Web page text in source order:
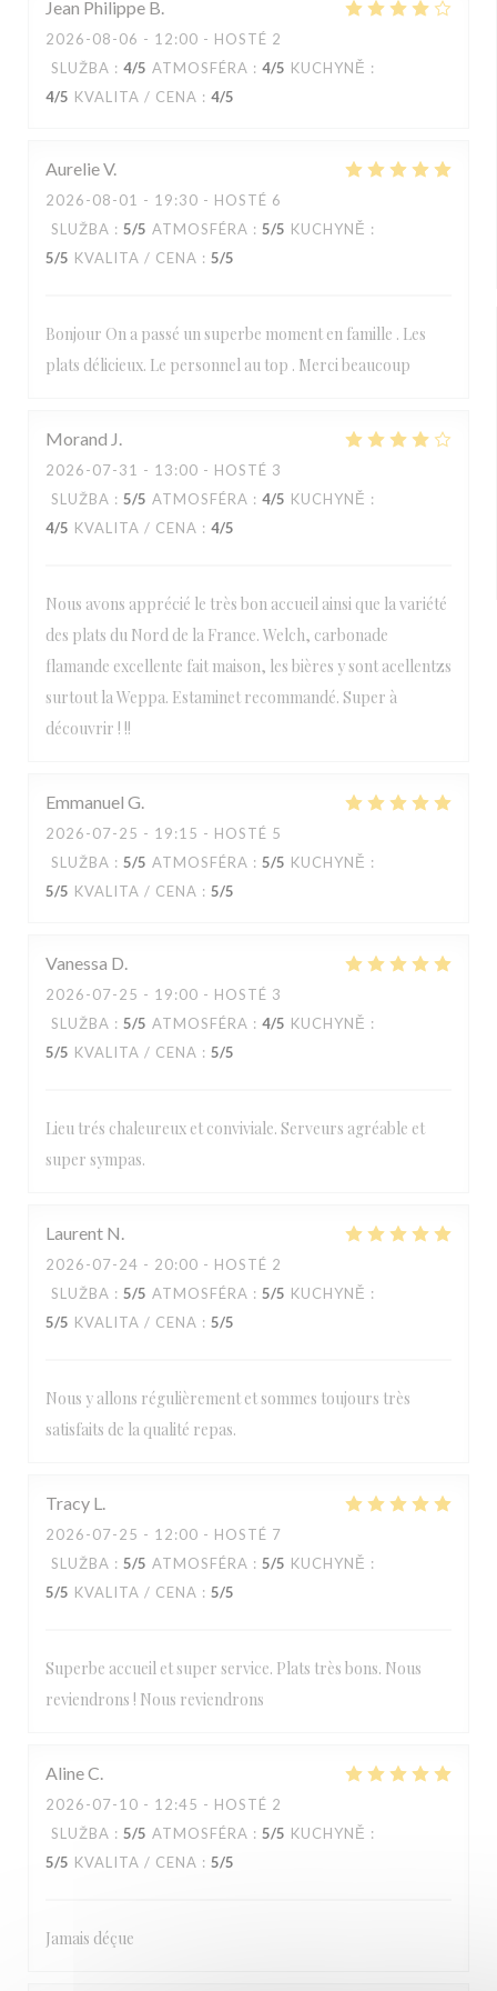
Jean Philippe B
2026-08-06 - 12:00 - HOSTÉ 2
SLUŽBA : 4/5 ATMOSFÉRA : 4/5 KUCHYNĚ :
4/5 KVALITA / CENA : 4/5
AurelieV
2026-08-01 - 19:30 - HOSTÉ 6
SLUŽBA : 5/5 ATMOSFÉRA : 5/5 KUCHYNĚ :
5/5 KVALITA / CENA : 5/5
Bonjour On a passé un superbe moment en famille . Les
plats délicieux. Le personnel au top . Merci beaucoup
Morand J
2026-07-31 - 13:00 - HOSTÉ 3
SLUŽBA : 5/5 ATMOSFÉRA : 4/5 KUCHYNĚ :
4/5 KVALITA / CENA : 4/5
Nous avons apprécié le très bon accueil ainsi que la variété
des plats du Nord de la France. Welch, carbonade
flamande excellente fait maison, les bières y sont acellentzs
surtout la Weppa. Estaminet recommandé. Super à
découvrir ! !!
Emmanuel G
2026-07-25 - 19:15 - HOSTÉ 5
SLUŽBA : 5/5 ATMOSFÉRA : 5/5 KUCHYNĚ :
5/5 KVALITA / CENA : 5/5
Vanessa D
2026-07-25 - 19:00 - HOSTÉ 3
SLUŽBA : 5/5 ATMOSFÉRA : 4/5 KUCHYNĚ :
5/5 KVALITA / CENA : 5/5
Lieu trés chaleureux et conviviale. Serveurs agréable et
super sympas.
Laurent N
2026-07-24 - 20:00 - HOSTÉ 2
SLUŽBA : 5/5 ATMOSFÉRA : 5/5 KUCHYNĚ :
5/5 KVALITA / CENA : 5/5
Nous y allons régulièrement et sommes toujours très
satisfaits de la qualité repas.
Tracy L
2026-07-25 - 12:00 - HOSTÉ 7
SLUŽBA : 5/5 ATMOSFÉRA : 5/5 KUCHYNĚ :
5/5 KVALITA / CENA : 5/5
Superbe accueil et super service. Plats très bons. Nous
reviendrons ! Nous reviendrons
AlineC
2026-07-10 - 12:45 - HOSTÉ 2
SLUŽBA : 5/5 ATMOSFÉRA : 5/5 KUCHYNĚ :
5/5 KVALITA / CENA : 5/5
Jamais déçue